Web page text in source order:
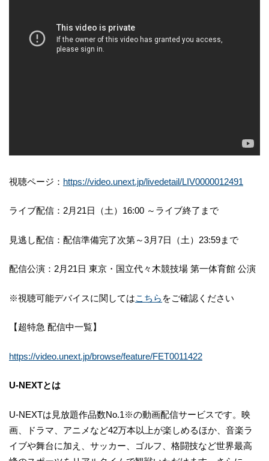
視聴ページ： https://video.unext.jp/livedetail/LIV0000012491
ライブ配信：2月21日（土）16:00 ～ライブ終了まで
見逃し配信：配信準備完了次第～3月7日（土）23:59まで
配信公演：2月21日 東京・国立代々木競技場 第一体育館 公演
※視聴可能デバイスに関してはこちら をご確認ください
【超特急 配信中一覧】
https://video.unext.jp/browse/feature/FET0011422
U-NEXTとは
U-NEXTは見放題作品数No.1※の動画配信サービスです。映
画、ドラマ、アニメなど42万本以上が楽しめるほか、音楽ラ
イブや舞台に加え、サッカー、ゴルフ、格闘技など世界最高